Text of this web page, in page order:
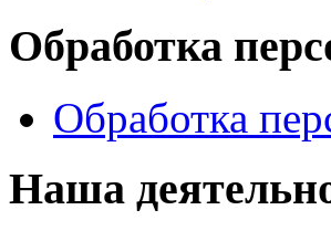
Обработка
Обработка
Наша